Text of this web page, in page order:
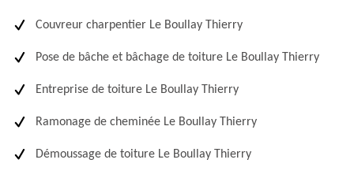
Couvreur charpentier Le Boullay Thierry
Pose de bâche et bâchage de toiture Le Boullay Thierry
Entreprise de toiture Le Boullay Thierry
Ramonage de cheminée Le Boullay Thierry
Démoussage de toiture Le Boullay Thierry